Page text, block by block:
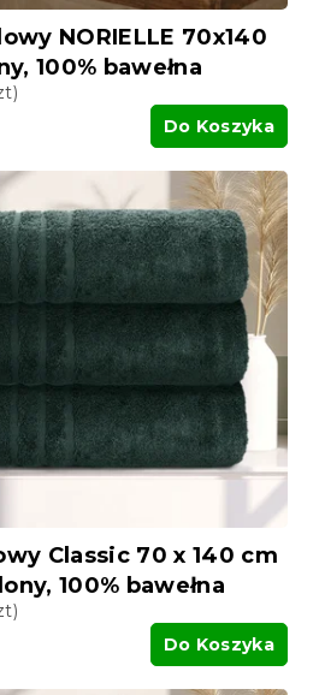
NORIELLE 70x140
100% bawełna
Do Koszyka
Classic 70 x 140 cm
100% bawełna
Do Koszyka